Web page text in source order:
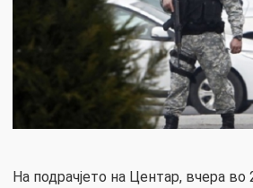
На подрачјето на Центар, вчера во